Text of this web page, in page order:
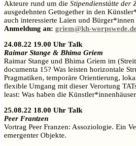
Akteure rund um die Stipendienstätte der
ausgedehnten Gettogether in den
auch interessierte Laien und
Anmeldung an: griem@kh-
24.08.22 19.00 Uhr Talk
Raimar Stange & Bhima Griem
Raimar Stange und Bhima Griem im
documenta 15? Was leisten horizontale
Pragmatiken, temporäre Orientierung,
flexible Umgang mit dieser Verortung
least: Was haben die
25.08.22 18.00 Uhr Talk
Peer Frantzen
Vortrag Peer Franzen: Assoziologie. Ein
emergenter Objekte. ­